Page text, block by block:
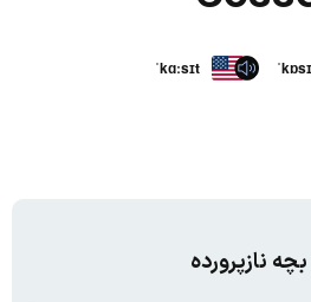
ˈkɑːsɪt
ناز‌پرورده